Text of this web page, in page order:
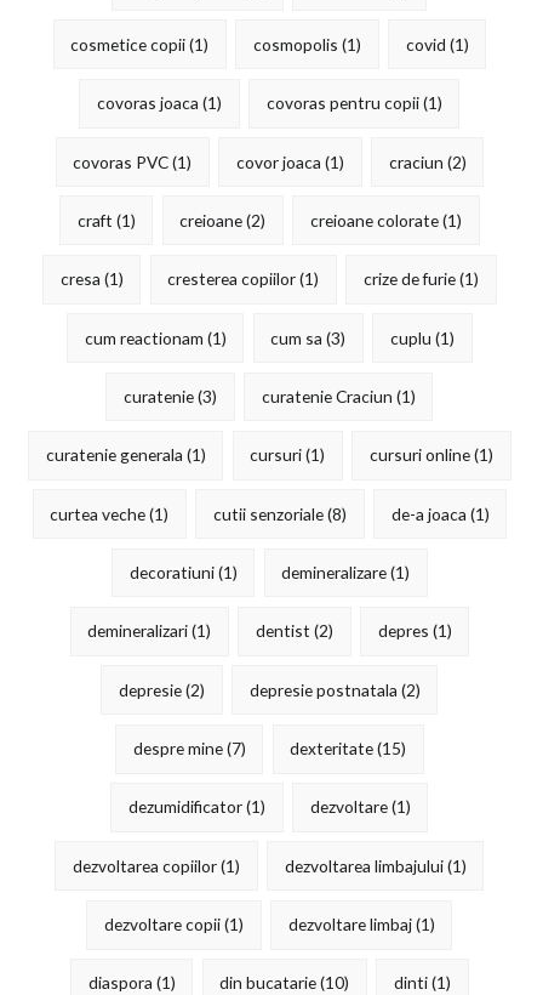
cosmetice copii(1) cosmopolis (1) covid (1)
covoras joaca (1) covoras pentru copii(1)
covoras PVC(1) covor joaca (1) craciun (2)
craft (1) creioane(2) creioane colorate(1)
cresa (1) cresterea copiilor(1) crize de furie(1)
cum reactionam (1) cum sa (3) cuplu (1)
curatenie(3) curatenie Craciun (1)
curatenie generala (1) cursuri(1) cursuri online(1)
curtea veche(1) cutii senzoriale(8) de-a joaca (1)
decoratiuni(1) demineralizare(1)
demineralizari(1) dentist (2) depres (1)
depresie(2) depresie postnatala (2)
despre mine(7) dexteritate(15)
dezumidificator(1) dezvoltare(1)
dezvoltarea copiilor(1) dezvoltarea limbajului(1)
dezvoltare copii(1) dezvoltare limbaj(1)
diaspora (1) din bucatarie(10) dinti(1)